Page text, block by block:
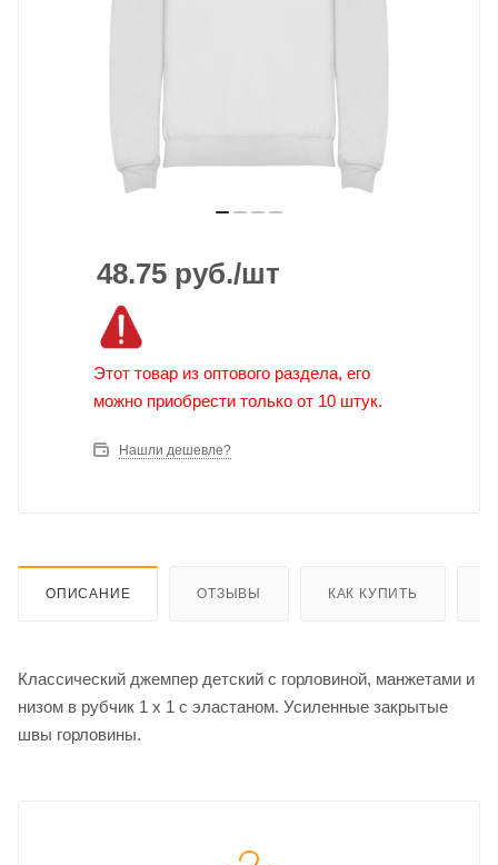
48.75 руб./шт
Этот товар из оптового раздела, его
можно приобрести только от 10 штук.
Нашли дешевле?
ОПИСАНИЕ ОТЗЫВЫ КАК КУПИТЬ
Классический джемпер детский с горловиной, манжетами и
низом в рубчик 1 x 1 с эластаном. Усиленные закрытые
швы горловины.